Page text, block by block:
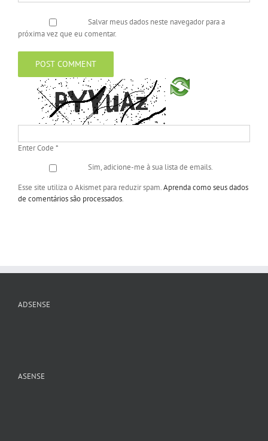
Salvar meus dados neste navegador para a
próxima vez que eu comentar.
Enter Code *
Sim, adicione-me à sua lista de emails.
Esse site utiliza o Akismet para reduzir spam.Aprenda como seus dados
de comentários são processados.
ADSENSE
ASENSE